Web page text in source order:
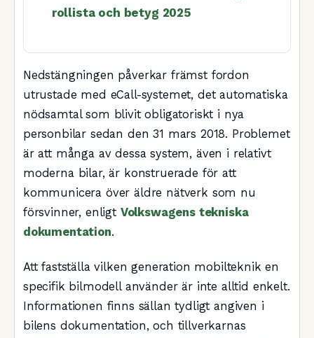
rollista och betyg 2025
Nedstängningen påverkar främst fordon
utrustade med eCall-systemet, det automatiska
nödsamtal som blivit obligatoriskt i nya
personbilar sedan den 31 mars 2018. Problemet
är att många av dessa system, även i relativt
moderna bilar, är konstruerade för att
kommunicera över äldre nätverk som nu
försvinner, enligt Volkswagens tekniska
dokumentation.
Att fastställa vilken generation mobilteknik en
specifik bilmodell använder är inte alltid enkelt.
Informationen finns sällan tydligt angiven i
bilens dokumentation, och tillverkarnas